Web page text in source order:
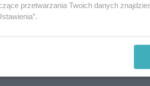
przetwarzania Twoich danych